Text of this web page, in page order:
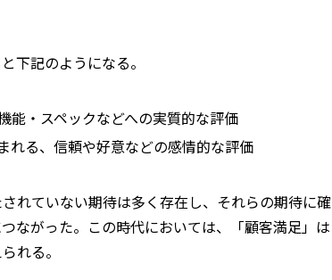
下記のようになる。
能・スペックなどへの実質的な評価
れる、信頼や好意などの感情的な評価
れていない期待は多く存在し、それらの期待に確
ながった。この時代においては、「顧客満足」は
れる。